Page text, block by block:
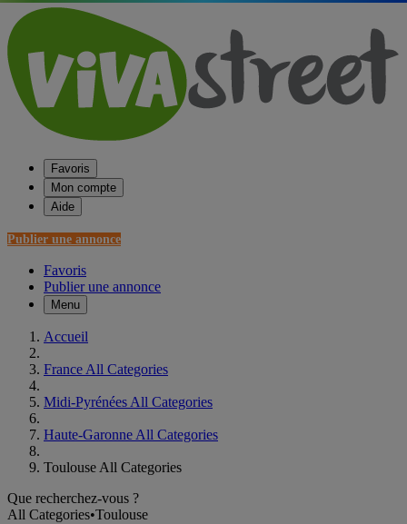
Favoris
Mon compte
Aide
Publier une annonce
Favoris
Publier une annonce
Menu
Accueil
France All Categories
Midi-Pyrénées All Categories
Haute-Garonne All Categories
Toulouse All Categories
Que recherchez-vous ?
All Categories•Toulouse